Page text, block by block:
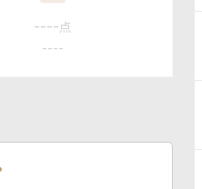
---- 点
----